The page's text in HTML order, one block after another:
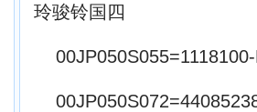
玲骏铃国四